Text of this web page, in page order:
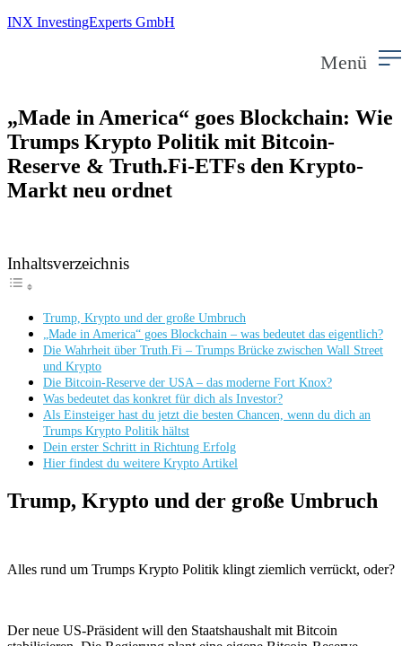
INX InvestingExperts GmbH
Menü
„Made in America“ goes Blockchain: Wie
Trumps Krypto Politik mit Bitcoin-
Reserve & Truth.Fi-ETFs den Krypto-
Markt neu ordnet
Inhaltsverzeichnis
Trump, Krypto und der große Umbruch
„Made in America“ goes Blockchain – was bedeutet das eigentlich?
Die Wahrheit über Truth.Fi – Trumps Brücke zwischen Wall Street
und Krypto
Die Bitcoin-Reserve der USA – das moderne Fort Knox?
Was bedeutet das konkret für dich als Investor?
Als Einsteiger hast du jetzt die besten Chancen, wenn du dich an
Trumps Krypto Politik hältst
Dein erster Schritt in Richtung Erfolg
Hier findest du weitere Krypto Artikel
Trump, Krypto und der große Umbruch
Alles rund um Trumps Krypto Politik klingt ziemlich verrückt, oder?
Der neue US-Präsident will den Staatshaushalt mit Bitcoin